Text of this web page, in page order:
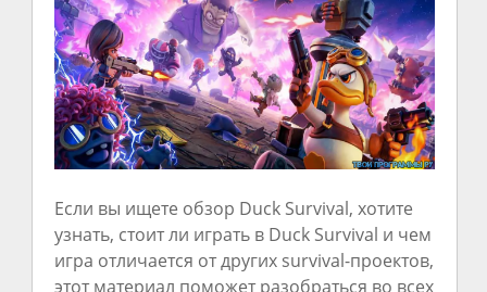
Если вы ищете обзор Duck Survival, хотите
узнать, стоит ли играть в Duck Survival и чем
игра отличается от других survival-проектов,
этот материал поможет разобраться во всех